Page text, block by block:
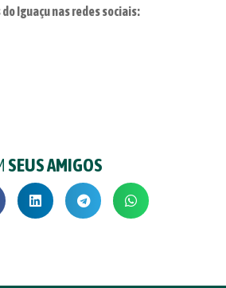
Iguaçu nas redes sociais:
SEUS AMIGOS